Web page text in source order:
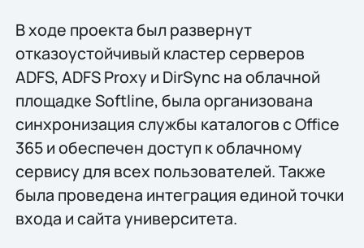
В ходе проекта был развернут
отказоустойчивый кластер серверов
ADFS, ADFS Proxy и DirSync на облачной
площадке Softline, была организована
синхронизация службы каталогов с Office
365 и обеспечен доступ к облачному
сервису для всех пользователей. Также
была проведена интеграция единой точки
входа и сайта университета.